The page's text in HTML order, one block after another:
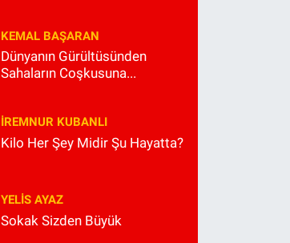
KEMAL BAŞARAN
Dünyanın Gürültüsünden
Sahaların Coşkusuna...
İREMNUR KUBANLI
Kilo Her Şey Midir Şu Hayatta?
YELIS AYAZ
Sokak Sizden Büyük